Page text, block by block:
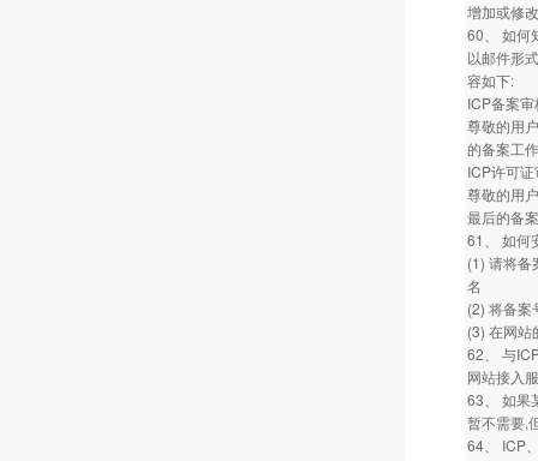
增加或修
60、 如何
以邮件形
容如下:
ICP备案
尊敬的用
的备案工
ICP许可
尊敬的用
最后的备
61、 如何
(1) 请将备
名
(2) 将备案
(3) 在网站
62、 与
网站接入
63、 如果
暂不需要,
64、 ICP